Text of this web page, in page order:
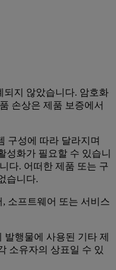
되지 않았습니다. 암호화
손상은 제품 보증에서
구성에 따라 달라지며
성화가 필요할 수 있습니
다. 어떠한 제품 또는 구
습니다.
소프트웨어 또는 서비스
발행물에 사용된 기타 제
소유자의 상표일 수 있